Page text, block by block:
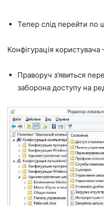
Тепер слід перейти по
Конфігурація
Праворуч з’явиться
заборона доступу на